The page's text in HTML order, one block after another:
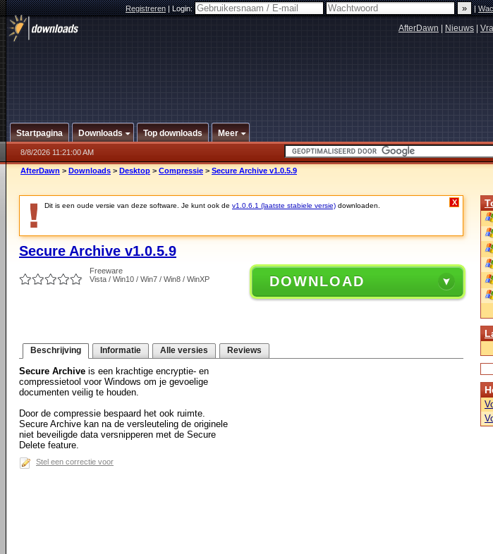
Registreren|Login: |
AfterDawn Nieuws
Startpagina Downloads Top downloads Meer
8/8/2026 11:21:00 AM
AfterDawn > Downloads > Desktop > Compressie > Secure Archive v1.0.5.9
Dit is een oude versie van deze software. Je kunt ook de v1.0.6.1 (laatste stabiele versie) downloaden. X
Secure Archive v1.0.5.9
Freeware
Vista / Win10 / Win7 / Win8 / WinXP
DOWNLOAD
Beschrijving Informatie Alle versies Reviews
Secure Archive is een krachtige encryptie- en
compressietool voor Windows om je gevoelige
documenten veilig te houden.
Door de compressie bespaard het ook ruimte.
Secure Archive kan na de versleuteling de originele
niet beveiligde data versnipperen met de Secure
Delete feature.
Stel een correctie voor